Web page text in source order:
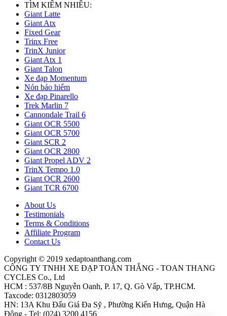
TÌM KIẾM NHIỀU:
Giant Latte
Giant Atx
Fixed Gear
Trinx Free
TrinX Junior
Giant Atx 1
Giant Talon
Xe đạp Momentum
Nón bảo hiểm
Xe đạp Pinarello
Trek Marlin 7
Cannondale Trail 6
Giant OCR 5500
Giant OCR 5700
Giant SCR 2
Giant OCR 2800
Giant Propel ADV 2
TrinX Tempo 1.0
Giant OCR 2600
Giant TCR 6700
About Us
Testimonials
Terms & Conditions
Affiliate Program
Contact Us
Copyright © 2019 xedaptoanthang.com
CÔNG TY TNHH XE ĐẠP TOÀN THẮNG - TOAN THANG
CYCLES Co., Ltd
HCM : 537/8B Nguyễn Oanh, P. 17, Q. Gò Vấp, TP.HCM.
Taxcode: 0312803059
HN: 13A Khu Đấu Giá Đa Sỹ , Phường Kiến Hưng, Quận Hà
Đông - Tel: (024) 3200 4156